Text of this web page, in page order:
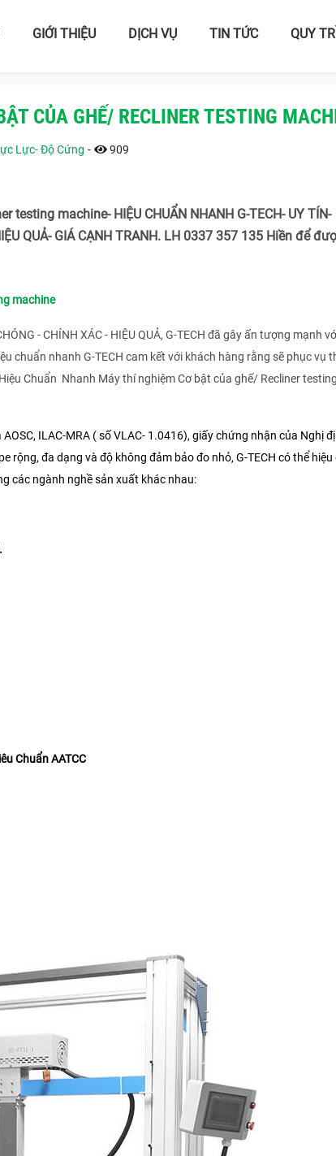
GIỚI THIỆU DỊCH VỤ TIN TỨC QUY
CỦA GHẾ/ RECLINER TESTING
Lực- Độ Cứng - 909
machine- HIỆU CHUẨN NHANH G-TECH- UY TÍN-
QUẢ- GIÁ CẠNH TRANH. LH 0337 357 135 Hiền để
machine
- CHÍNH XÁC - HIỆU QUẢ, G-TECH đã gây ấn tượng mạnh
chuẩn nhanh G-TECH cam kết với khách hàng rằng sẽ phục vụ
Chuẩn Nhanh Máy thí nghiệm Cơ bật của ghế/ Recliner testing
ILAC-MRA ( số VLAC- 1.0416), giấy chứng nhận của Nghị
rộng, đa dạng và độ không đảm bảo đo nhỏ, G-TECH có thể hiệu
các ngành nghề sản xuất khác nhau:
ChuẩnAATCC